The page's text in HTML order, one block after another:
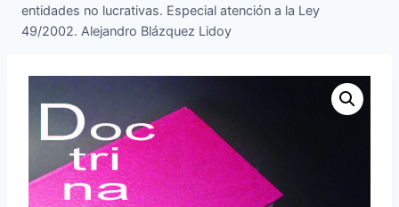
entidades no lucrativas. Especial atención a la Ley
49/2002. Alejandro Blázquez Lidoy